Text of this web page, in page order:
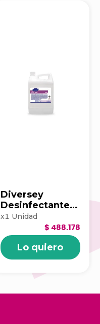
Diversey
Desinfectante
Suma Eden 5 Lt
x1 Unidad
$ 488.178
Lo quiero